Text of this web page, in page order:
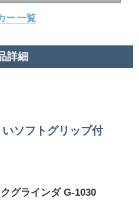
ー 一覧
詳細
ソフトグリップ付
グラインダ G-1030